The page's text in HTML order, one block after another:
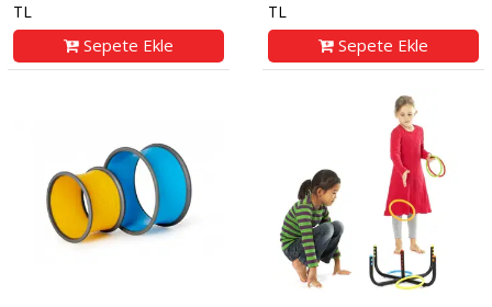
TL
Sepete Ekle
TL
Sepete Ekle